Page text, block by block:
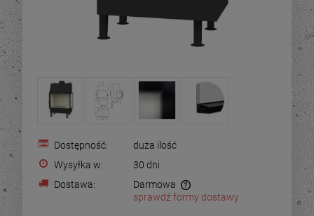
Dostępność:
duża ilość
Wysyłka w:
30 dni
Dostawa:
Darmowa
sprawdź formy dostawy